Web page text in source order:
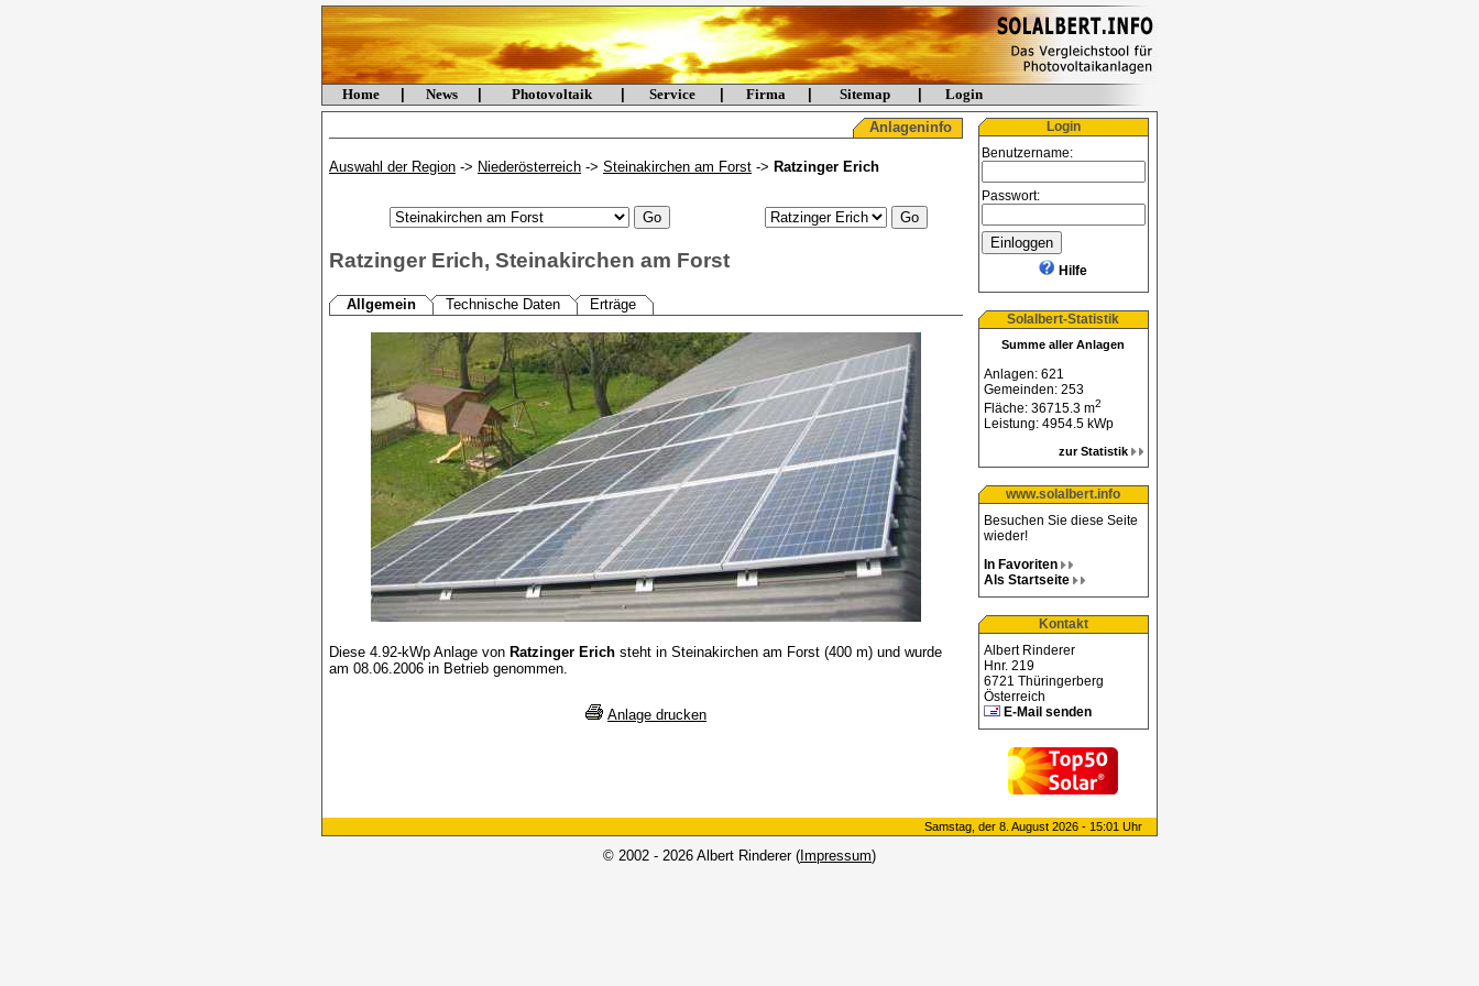
Home News Photovoltaik Service Firma Sitemap
Login
Anlageninfo
Auswahl der Region -> Niederösterreich -> Steinakirchen am Forst -> Ratzinger Erich
Ratzinger Erich, Steinakirchen am Forst
Allgemein Technische Daten Erträge
Diese 4.92-kWp Anlage von Ratzinger Erich steht in Steinakirchen am Forst (400 m) und wurde
am 08.06.2006 in Betrieb genommen.
Anlage drucken
Login
Benutzername:
Passwort:
Hilfe
Solalbert-Statistik
Summe aller Anlagen
Anlagen: 621
Gemeinden: 253
Fläche: 36715.3 m2
Leistung: 4954.5 kWp
zur Statistik
www.solalbert.info
Besuchen Sie diese Seite
wieder!
In Favoriten
Als Startseite
Kontakt
Albert Rinderer
Hnr. 219
6721 Thüringerberg
Österreich
E-Mail senden
Samstag, der 8. August 2026 - 15:01 Uhr
© 2002 - 2026 Albert Rinderer ( Impressum)